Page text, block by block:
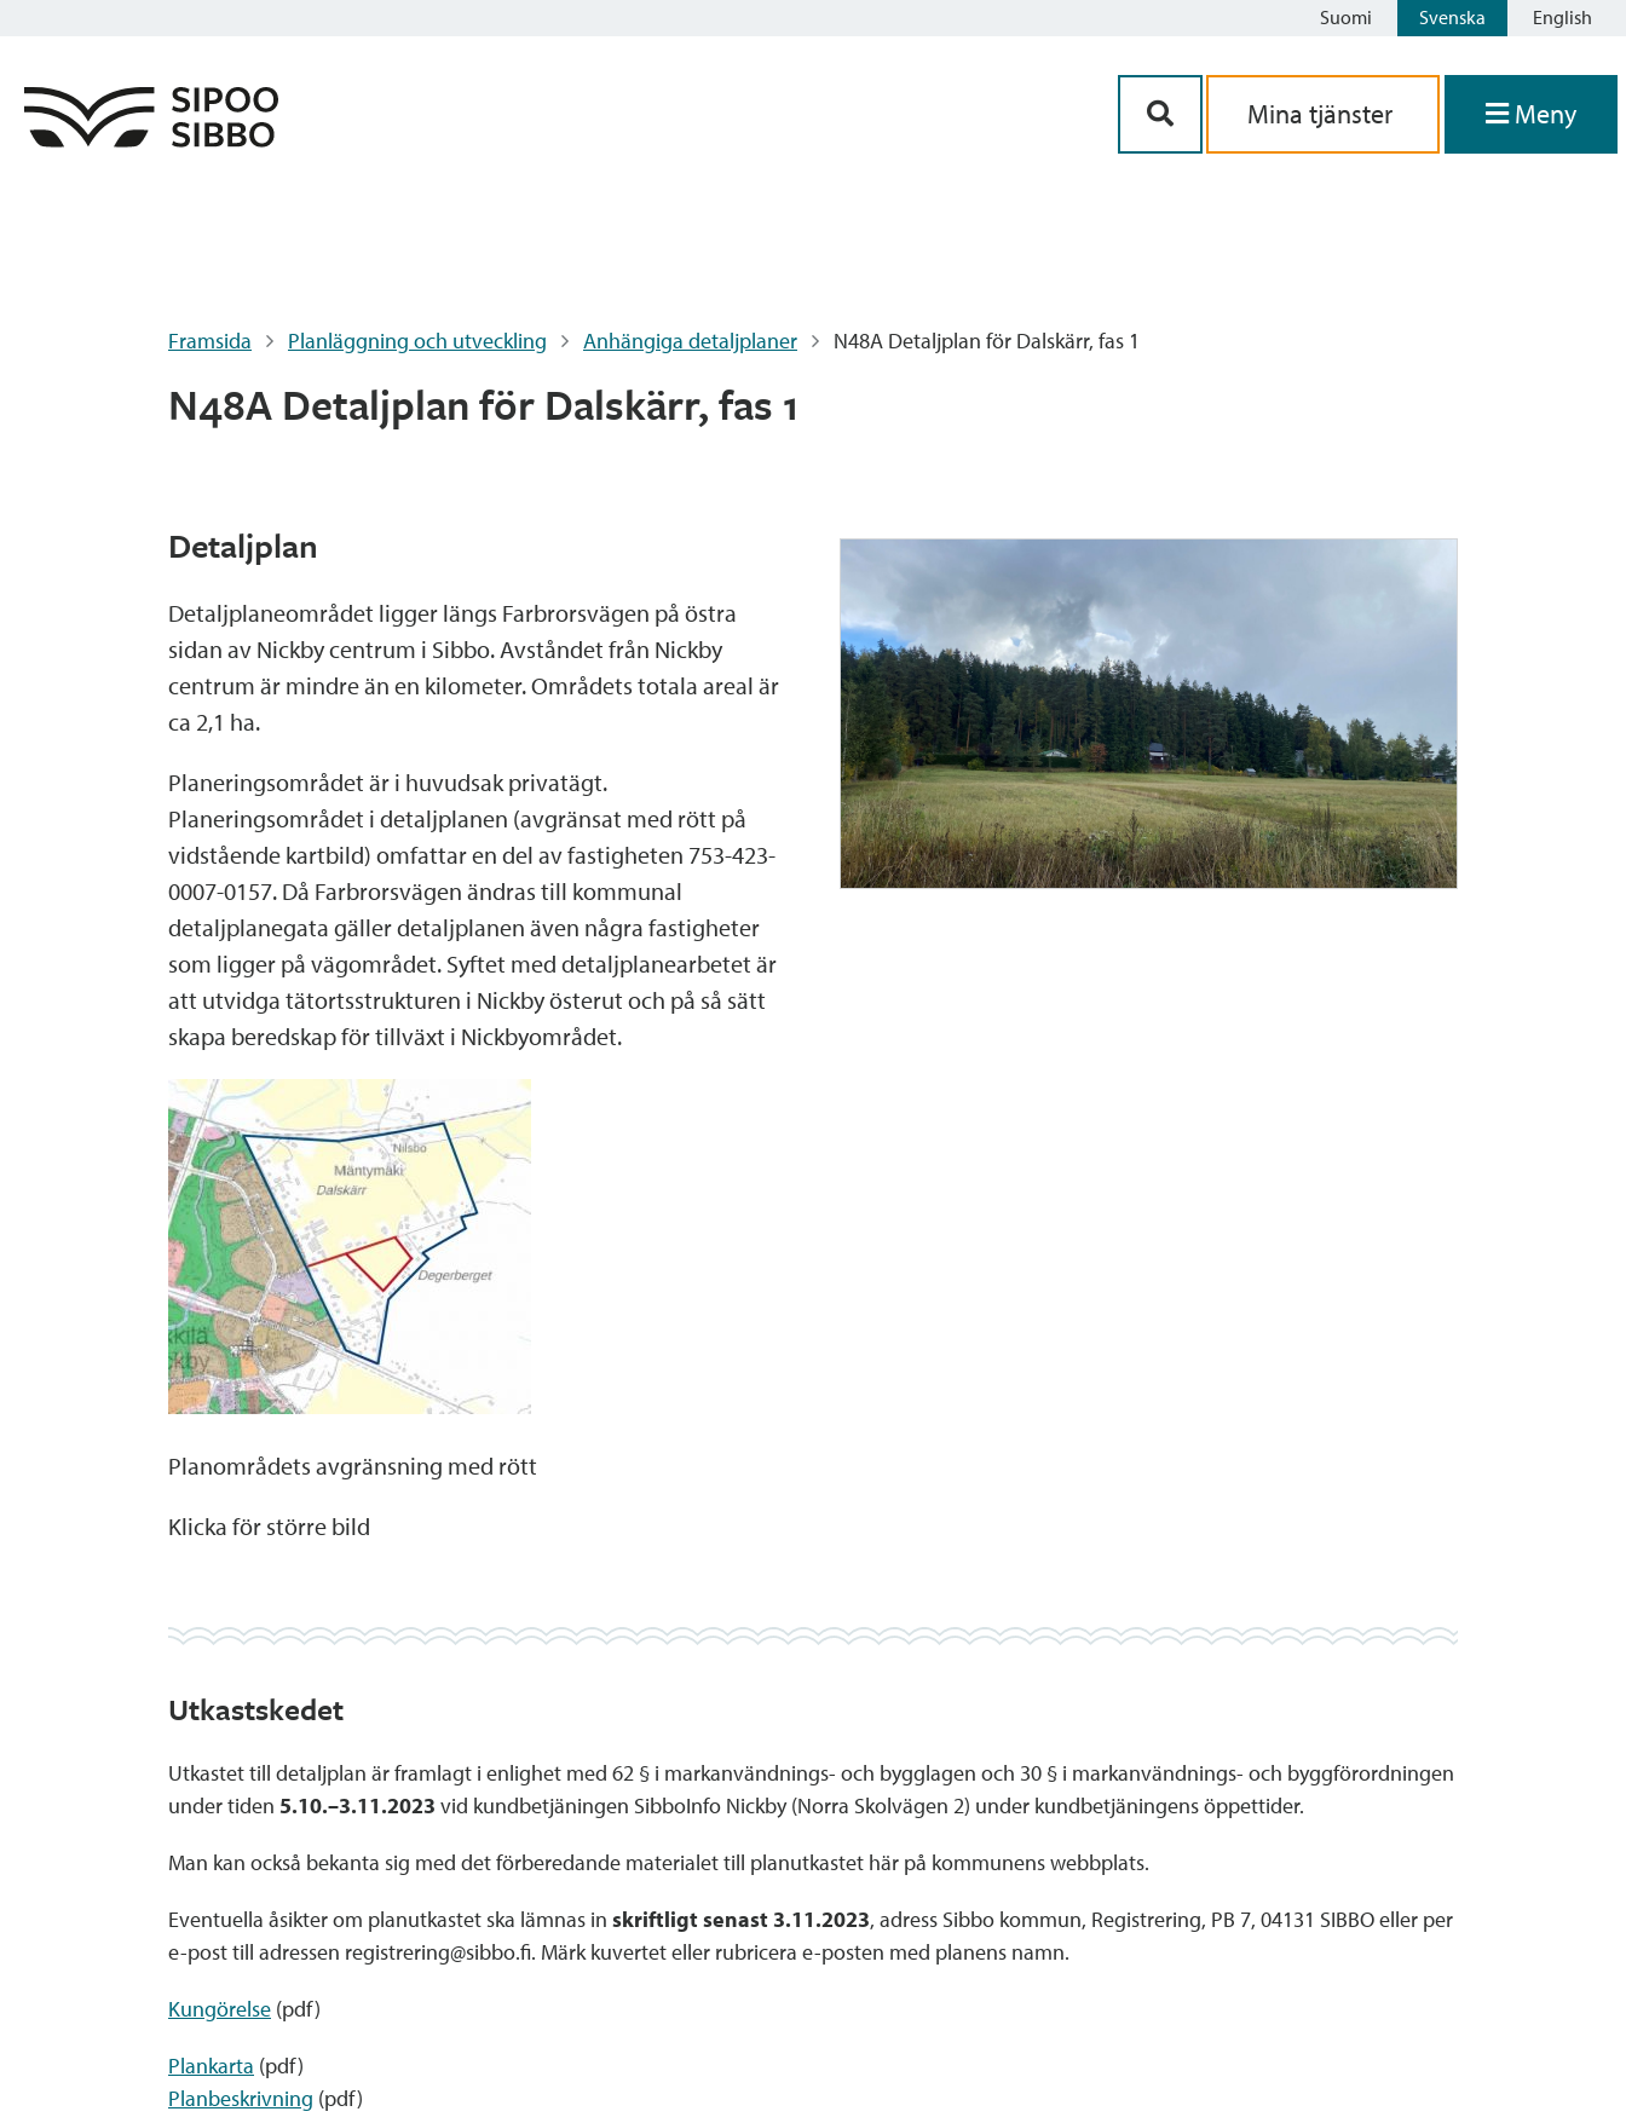
Suomi Svenska English
Mina tjänster Meny
Framsida Planläggning och utveckling Anhängiga detaljplaner N48A Detaljplan för Dalskärr, fas 1
N48A Detaljplan för Dalskärr, fas 1
Detaljplan
Detaljplaneområdet ligger längs Farbrorsvägen på östra
sidan av Nickby centrum i Sibbo. Avståndet från Nickby
centrum är mindre än en kilometer. Områdets totala areal är
ca 2,1 ha.
Planeringsområdet är i huvudsak privatägt.
Planeringsområdet i detaljplanen (avgränsat med rött på
vidstående kartbild) omfattar en del av fastigheten 753-423-
0007-0157. Då Farbrorsvägen ändras till kommunal
detaljplanegata gäller detaljplanen även några fastigheter
som ligger på vägområdet. Syftet med detaljplanearbetet är
att utvidga tätortsstrukturen i Nickby österut och på så sätt
skapa beredskap för tillväxt i Nickbyområdet.
Planområdets avgränsning med rött
Klicka för större bild
Utkastskedet
Utkastet till detaljplan är framlagt i enlighet med 62 § i markanvändnings- och bygglagen och 30 § i markanvändnings- och byggförordningen
under tiden 5.10.–3.11.2023 vid kundbetjäningen SibboInfo Nickby (Norra Skolvägen 2) under kundbetjäningens öppettider.
Man kan också bekanta sig med det förberedande materialet till planutkastet här på kommunens webbplats.
Eventuella åsikter om planutkastet ska lämnas in skriftligt senast 3.11.2023, adress Sibbo kommun, Registrering, PB 7, 04131 SIBBO eller per
e-post till adressen registrering@sibbo.fi. Märk kuvertet eller rubricera e-posten med planens namn.
Kungörelse (pdf)
Plankarta (pdf)
Planbeskrivning (pdf)